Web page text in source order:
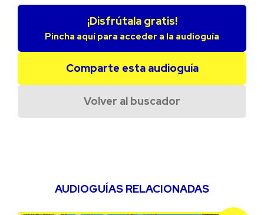
¡Disfrútala gratis!
Pincha aquí para acceder a la audioguía
Comparte esta audioguía
Volver al buscador
AUDIOGUÍAS RELACIONADAS